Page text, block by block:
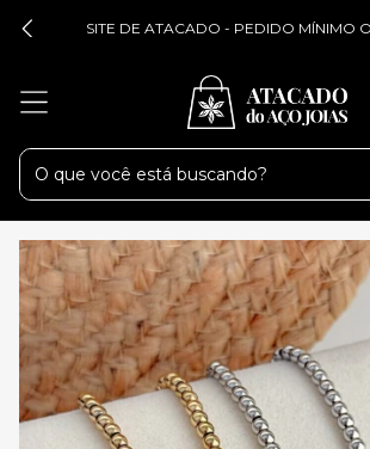
SITE DE ATACADO - PEDIDO MÍNIMO